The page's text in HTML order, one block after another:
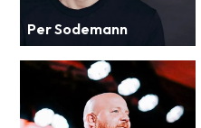
Per Sodemann